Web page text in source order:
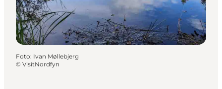
Foto: Ivan Møllebjerg
© VisitNordfyn